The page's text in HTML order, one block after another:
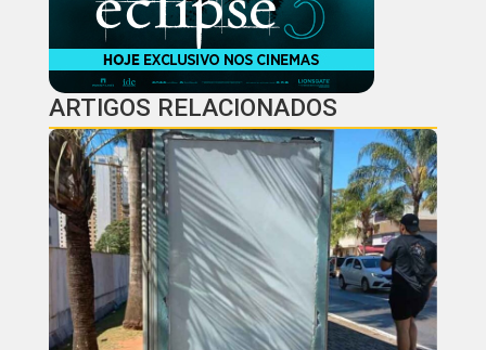
ARTIGOS RELACIONADOS